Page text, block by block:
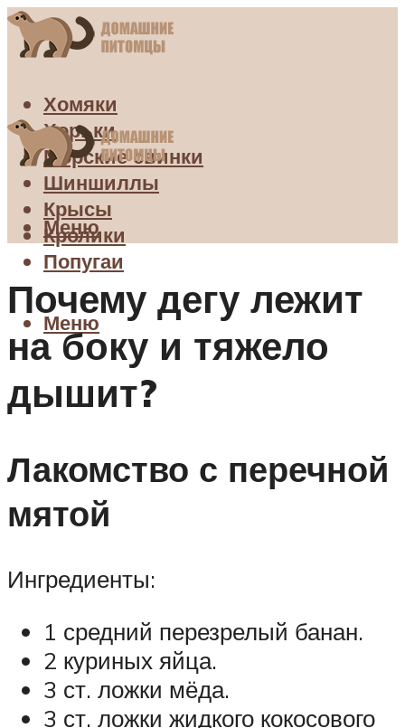
Хомяки
Хорьки
Морские свинки
Шиншиллы
Крысы
Кролики
Попугаи
Меню
Меню
Почему дегу лежит
на боку и тяжело
дышит?
Лакомство с перечной
мятой
Ингредиенты:
1 средний перезрелый банан.
2 куриных яйца.
3 ст. ложки мёда.
3 ст. ложки жидкого кокосового